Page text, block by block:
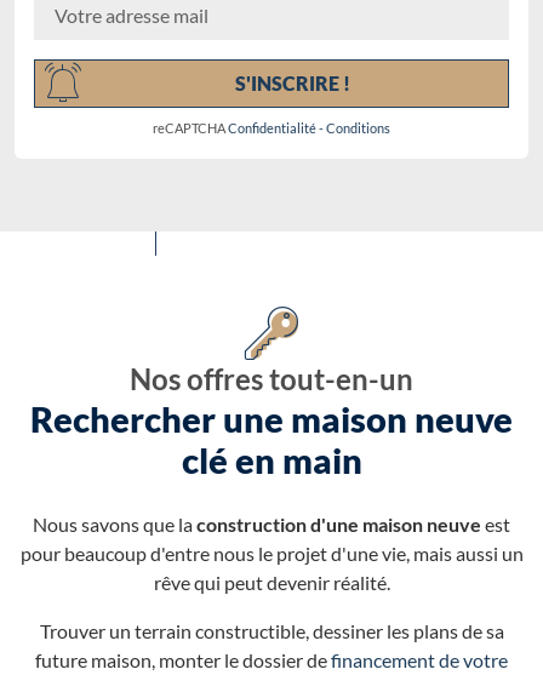
S'INSCRIRE !
reCAPTCHAConfidentialité-Conditions
Nos offres tout-en-un
Rechercher une maison neuve
clé en main
Nous savons que laconstruction d'une maison neuve est
pour beaucoup d'entre nous le projet d'une vie, mais aussi un
rêve qui peut devenir réalité.
Trouver un terrain constructible, dessiner les plans de sa
future maison, monter le dossier definancement de votre